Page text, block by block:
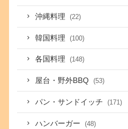
沖縄料理 (22)
韓国料理 (100)
各国料理 (148)
屋台・野外BBQ (53)
パン・サンドイッチ (171)
ハンバーガー (48)